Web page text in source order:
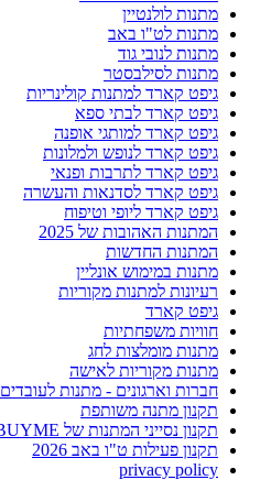
מתנות לולנטיין
מתנות לט"ו באב
מתנות לנובי גוד
מתנות לסילבסטר
גיפט קארד למתנות קולינריות
גיפט קארד לבתי ספא
גיפט קארד למותגי אופנה
גיפט קארד לנופש ולמלונות
גיפט קארד לתרבות ופנאי
גיפט קארד לסדנאות והעשרה
גיפט קארד ליופי וטיפוח
המתנות האהובות של 2025
המתנות החדשות
מתנות במימוש אונליין
רעיונות למתנות מקוריות
גיפט קארד
חוויות משפחתיות
מתנות מומלצות לחג
מתנות מקוריות לאישה
חברות וארגונים - מתנות לעובדים
תקנון מתנה משותפת
תקנון נסייני המתנות של BUYME
תקנון פעילות ט"ו באב 2026
privacy policy